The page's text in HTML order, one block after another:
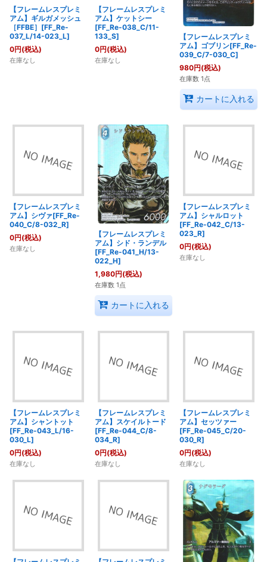
【フレームレスプレミ
アム】ギルガメッシュ
［FFBE］[FF_Re-
037_L/14-023_L]
0円(税込)
在庫なし
【フレームレスプレミ
アム】ケットシー
[FF_Re-038_C/11-
133_S]
0円(税込)
在庫なし
【フレームレスプレミ
アム】ゴブリン[FF_Re-
039_C/7-030_C]
980円(税込)
在庫数 1点
カートに入れる
【フレームレスプレミ
アム】シヴァ[FF_Re-
040_C/8-032_R]
0円(税込)
在庫なし
【フレームレスプレミ
アム】シド・ランデル
[FF_Re-041_H/13-
022_H]
1,980円(税込)
在庫数 1点
カートに入れる
【フレームレスプレミ
アム】シャルロット
[FF_Re-042_C/13-
023_R]
0円(税込)
在庫なし
【フレームレスプレミ
アム】シャントット
[FF_Re-043_L/16-
030_L]
0円(税込)
在庫なし
【フレームレスプレミ
アム】スケイルトード
[FF_Re-044_C/8-
034_R]
0円(税込)
在庫なし
【フレームレスプレミ
アム】セッツァー
[FF_Re-045_C/20-
030_R]
0円(税込)
在庫なし